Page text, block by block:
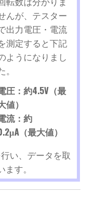
んが、テスター
出力電圧・電流
測定すると下記
ようになりまし
。
圧：約4.5V（最
値）
流：約
（最大値）
い、データを取
す。